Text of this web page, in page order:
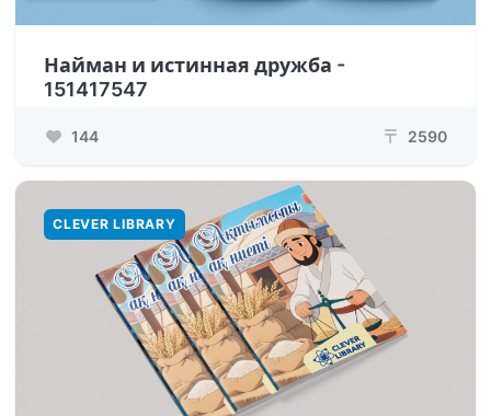
Найман и истинная дружба -
151417547
144 ₸ 2590
CLEVER LIBRARY